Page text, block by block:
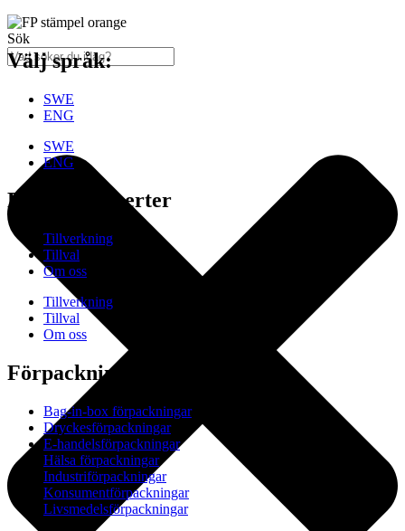
Sök
Välj språk:
SWE
ENG
SWE
ENG
Erfarna Experter
Tillverkning
Tillval
Om oss
Tillverkning
Tillval
Om oss
Förpackningar
Bag-in-box förpackningar
Dryckesförpackningar
E-handelsförpackningar
Hälsa förpackningar
Industriförpackningar
Konsumentförpackningar
Livsmedelsförpackningar